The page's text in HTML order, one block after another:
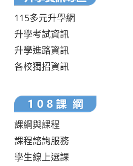
115多元升學網
升學考試資訊
升學進路資訊
各校獨招資訊
課綱與課程
課程諮詢服務
學生線上選課